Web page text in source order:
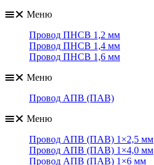
Меню
Провод ПНСВ 1,2 мм
Провод ПНСВ 1,4 мм
Провод ПНСВ 1,6 мм
Меню
Провод АПВ (ПАВ)
Меню
Провод АПВ (ПАВ) 1×2,5 мм
Провод АПВ (ПАВ) 1×4,0 мм
Провод АПВ (ПАВ) 1×6 мм